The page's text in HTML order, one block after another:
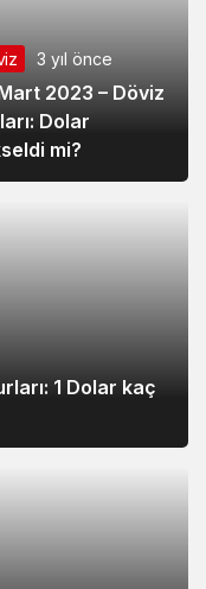
3 yıl önce
2023 – Döviz
Dolar
mi?
1 Dolar kaç